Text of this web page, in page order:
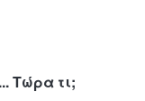
Τώρα τι;